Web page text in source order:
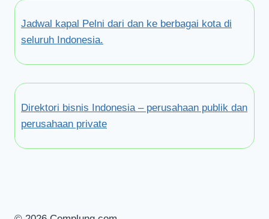
Jadwal kapal Pelni dari dan ke berbagai kota di
seluruh Indonesia.
Direktori bisnis Indonesia – perusahaan publik dan
perusahaan private